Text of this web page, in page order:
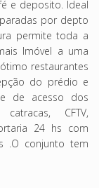
e deposito. Ideal
por depto
permite toda a
Imóvel a uma
restaurantes
do prédio e
de acesso dos
CFTV,
24 hs com
.O conjunto tem